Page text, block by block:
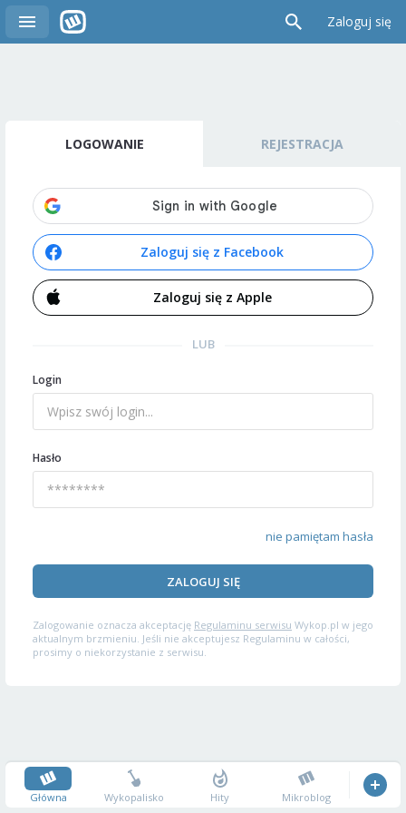
Zaloguj się
LOGOWANIE REJESTRACJA
Zaloguj się z Facebook
Zaloguj się z Apple
LUB
Login
Hasło
nie pamiętam hasła
ZALOGUJ SIĘ
Zalogowanie oznacza akceptację Regulaminu serwisu Wykop.pl w jego
aktualnym brzmieniu. Jeśli nie akceptujesz Regulaminu w całości,
prosimy o niekorzystanie z serwisu.
Główna Wykopalisko Hity Mikroblog